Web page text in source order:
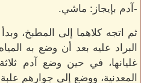
-آدم بإيجاز: ماشي.
ثم اتجه كلاهما إلى المطبخ،
البراد عليه بعد أن وضع به
غليانها، في حين وضع آدم
المعدنية، ووضع إلى جوارهم